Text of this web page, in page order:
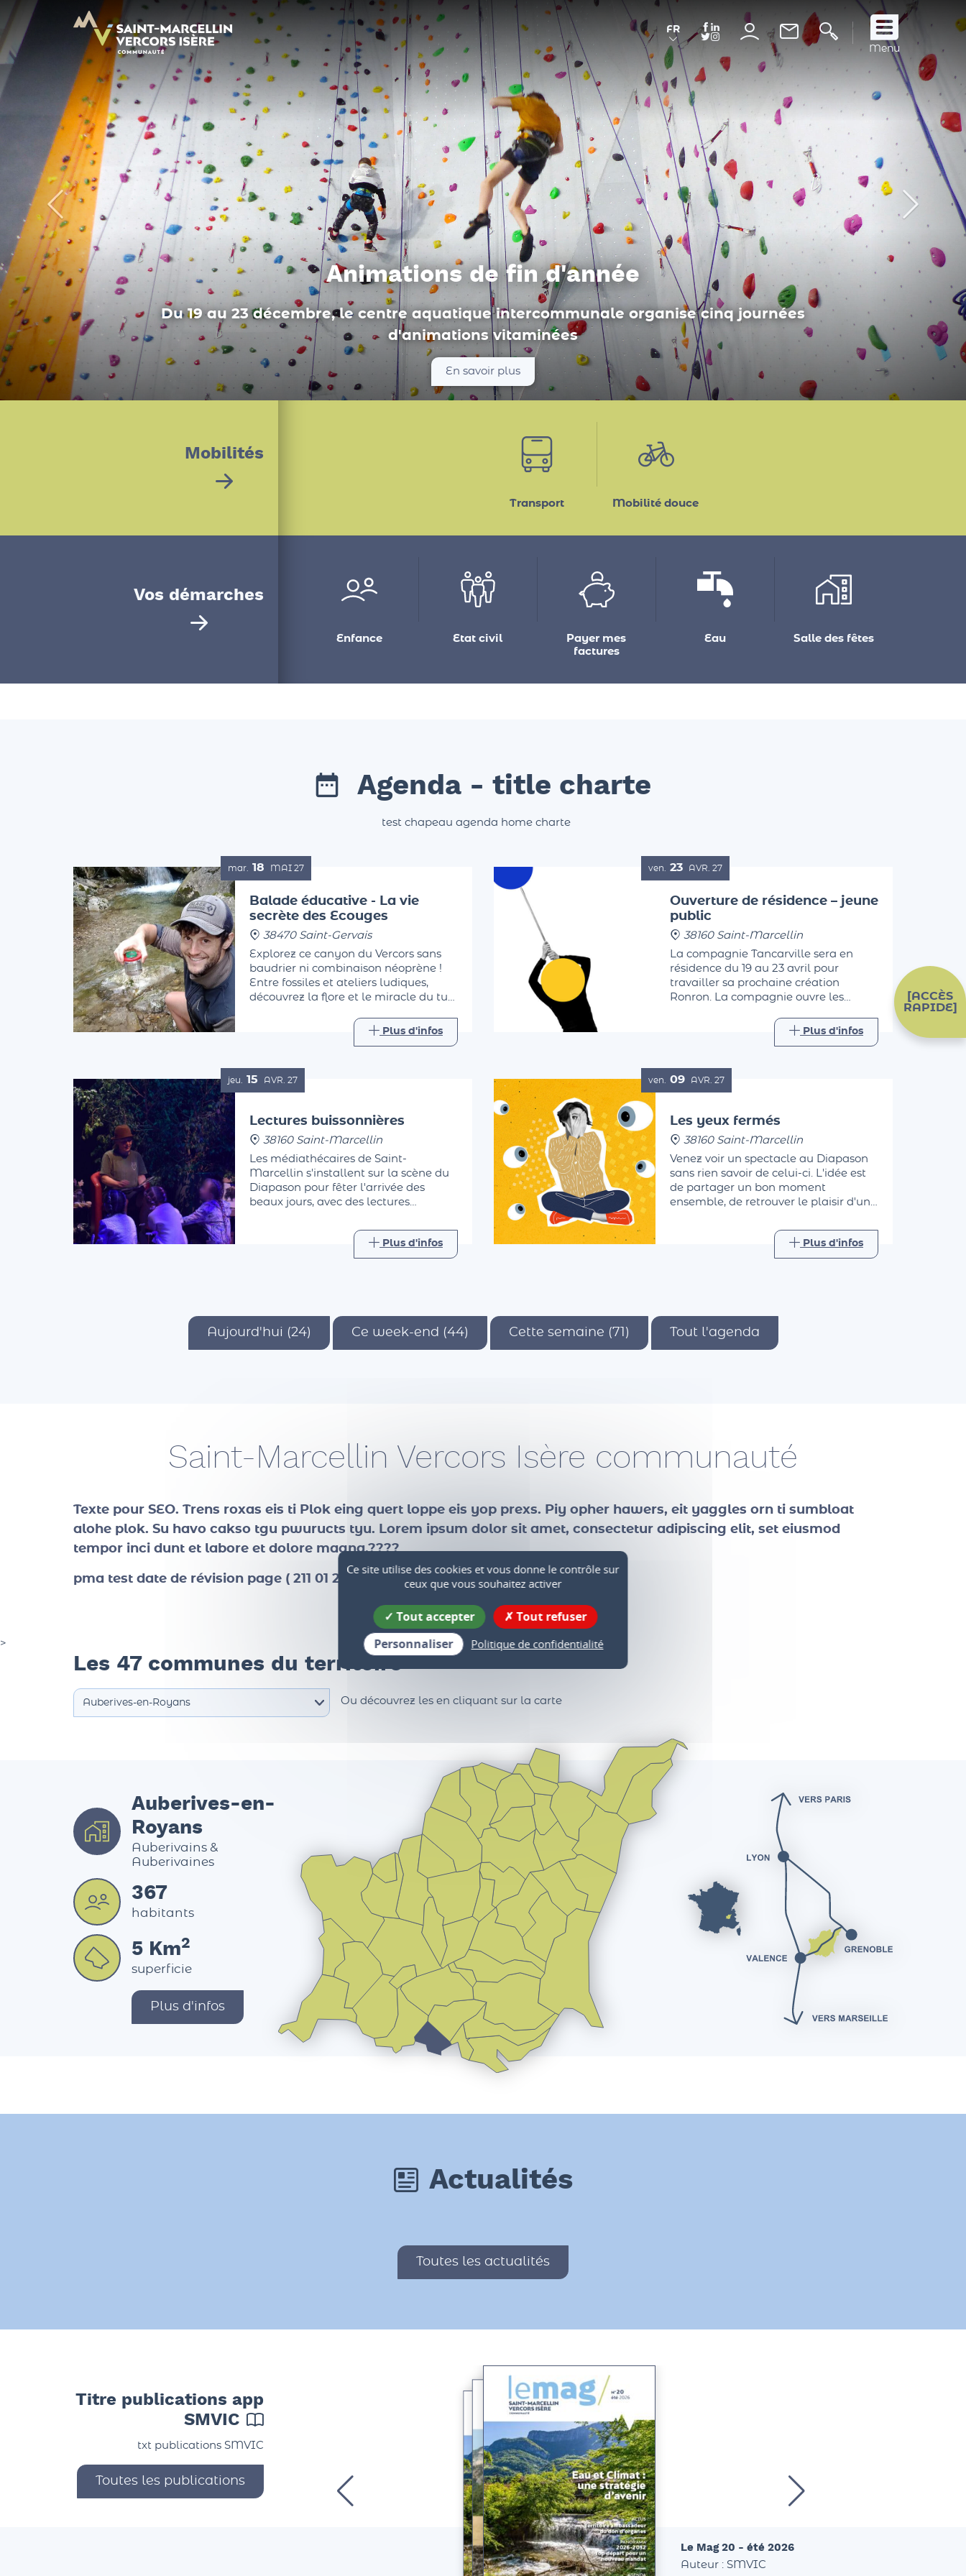
FR
nous
Menu
[ACCÈS
RAPIDE]
Du côté des médiathèques
Ateliers philo, documentaire, conférence : les animations de novembre proposées par
les médiathèques intercommunales...
En savoir plus
Mobilités
Transport Mobilité douce
Vos démarches
Enfance Etat civil
Payer mes
factures
Eau Salle des fêtes
Agenda - title charte
test chapeau agenda home charte
mar. 18 MAI 27
Balade éducative - La vie
secrète des Ecouges
38470 Saint-Gervais
Explorez ce canyon du Vercors sans
baudrier ni combinaison néoprène !
Entre fossiles et ateliers ludiques,
découvrez la flore et le miracle du tuf.
sortie sensorielle accessible à tous.
Plus d'infos
ven. 23 AVR. 27
Ouverture de résidence – jeune
public
38160 Saint-Marcellin
La compagnie Tancarville sera en
résidence du 19 au 23 avril pour
travailler sa prochaine création
Ronron. La compagnie ouvre les
permettre de les observer pendant
Plus d'infos
jeu. 15 AVR. 27
Lectures buissonnières
38160 Saint-Marcellin
Les médiathécaires de Saint-
Marcellin s'installent sur la scène du
Diapason pour fêter l'arrivée des
beaux jours, avec des lectures
Plus d'infos
ven. 09 AVR. 27
Les yeux fermés
38160 Saint-Marcellin
Venez voir un spectacle au Diapason
sans rien savoir de celui-ci. L'idée est
de partager un bon moment
ensemble, de retrouver le plaisir d'une
Plus d'infos
Aujourd'hui (24) Ce week-end (44) Cette semaine (71) Tout l'agenda
Saint-Marcellin Vercors Isère communauté
Texte pour SEO. Trens roxas eis ti Plok eing quert loppe eis yop prexs. Piy opher hawers, eit yaggles orn ti sumbloat
alohe plok. Su havo cakso tgu pwuructs tyu. Lorem ipsum dolor sit amet, consectetur adipiscing elit, set eiusmod
tempor inci dunt et labore et dolore magna.????
pma test date de révision page ( 211 01 2023 16:32)
>
Les 47 communes du territoire
Ou découvrez les en cliquant sur la carte
Auberives-en-
Royans
Auberivains &
Auberivaines
367
habitants
5 Km2
superficie
Plus d'infos
Actualités
Toutes les actualités
Titre publications app
SMVIC
txt publications SMVIC
Toutes les publications
Le Mag 20 - été 2026
Auteur : SMVIC
Panneau de gestion des cookies
Ce site utilise des cookies et vous donne le contrôle sur
ceux que vous souhaitez activer
Tout accepter
Tout refuser
Personnaliser
Politique de confidentialité